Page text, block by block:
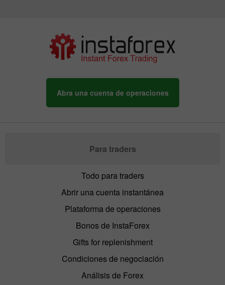
Abra una cuenta de operaciones
Para traders
Todo para traders
Abrir una cuenta instantánea
Plataforma de operaciones
Bonos de InstaForex
Gifts for replenishment
Condiciones de negociación
Análisis de Forex